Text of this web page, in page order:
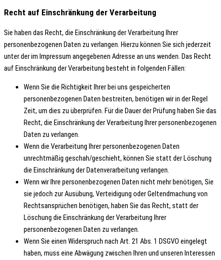
Recht auf Einschränkung der Verarbeitung
Sie haben das Recht, die Einschränkung der Verarbeitung Ihrer
personenbezogenen Daten zu verlangen. Hierzu können Sie sich jederzeit
unter der im Impressum angegebenen Adresse an uns wenden. Das Recht
auf Einschränkung der Verarbeitung besteht in folgenden Fällen:
Wenn Sie die Richtigkeit Ihrer bei uns gespeicherten
personenbezogenen Daten bestreiten, benötigen wir in der Regel
Zeit, um dies zu überprüfen. Für die Dauer der Prüfung haben Sie das
Recht, die Einschränkung der Verarbeitung Ihrer personenbezogenen
Daten zu verlangen.
Wenn die Verarbeitung Ihrer personenbezogenen Daten
unrechtmäßig geschah/geschieht, können Sie statt der Löschung
die Einschränkung der Datenverarbeitung verlangen.
Wenn wir Ihre personenbezogenen Daten nicht mehr benötigen, Sie
sie jedoch zur Ausübung, Verteidigung oder Geltendmachung von
Rechtsansprüchen benötigen, haben Sie das Recht, statt der
Löschung die Einschränkung der Verarbeitung Ihrer
personenbezogenen Daten zu verlangen.
Wenn Sie einen Widerspruch nach Art. 21 Abs. 1 DSGVO eingelegt
haben, muss eine Abwägung zwischen Ihren und unseren Interessen